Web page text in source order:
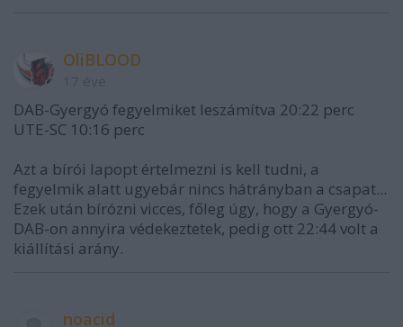
OliBLOOD
DAB-Gyergyó fegyelmiket leszámítva 20:22 perc
UTE-SC 10:16 perc
Azt a bírói lapopt értelmezni is kell tudni, a
fegyelmik alatt ugyebár nincs hátrányban a csapat...
Ezek után bírózni vicces, főleg úgy, hogy a Gyergyó-
DAB-on annyira védekeztetek, pedig ott 22:44 volt a
kiállítási arány.
noacid